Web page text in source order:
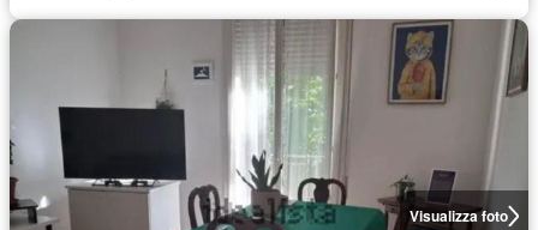
Visualizza foto